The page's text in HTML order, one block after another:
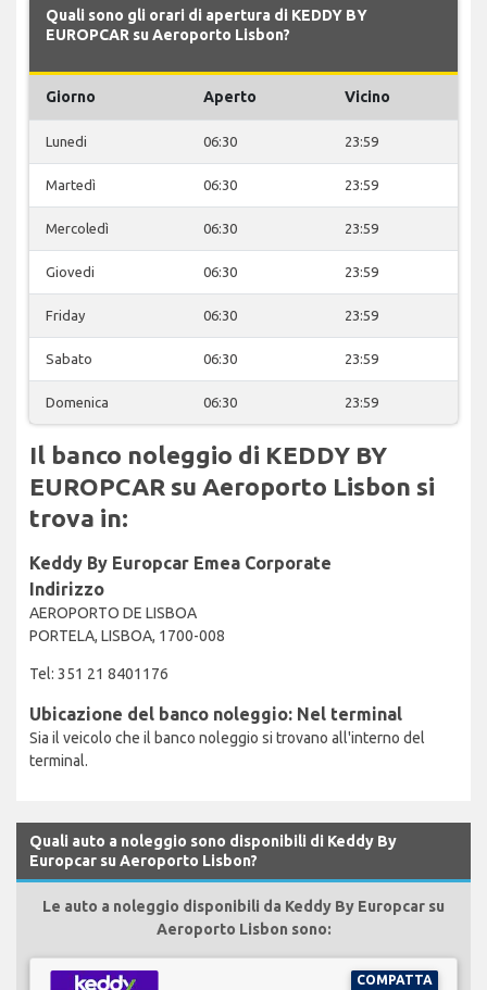
Quali sono gli orari di apertura di KEDDY BY
EUROPCAR su Aeroporto Lisbon?
Giorno Aperto Vicino
Lunedi 06:30 23:59
Martedì 06:30 23:59
Mercoledì 06:30 23:59
Giovedi 06:30 23:59
Friday 06:30 23:59
Sabato 06:30 23:59
Domenica 06:30 23:59
Il banco noleggio di KEDDY BY
EUROPCAR su Aeroporto Lisbon si
trova in:
Keddy By Europcar Emea Corporate
Indirizzo
AEROPORTO DE LISBOA
PORTELA, LISBOA, 1700-008
Tel: 351 21 8401176
Ubicazione del banco noleggio: Nel terminal
Sia il veicolo che il banco noleggio si trovano all'interno del
terminal.
Quali auto a noleggio sono disponibili di Keddy By
Europcar su Aeroporto Lisbon?
Le auto a noleggio disponibili da Keddy By Europcar su
Aeroporto Lisbon sono:
COMPATTA